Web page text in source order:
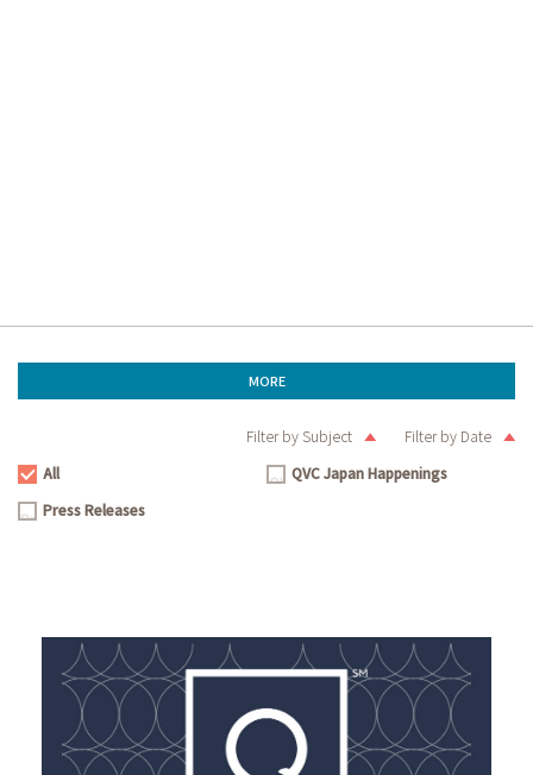
MORE
Filter by Subject Filter by Date
All All
QVCQVC Japan Happenings
PressPress Releases